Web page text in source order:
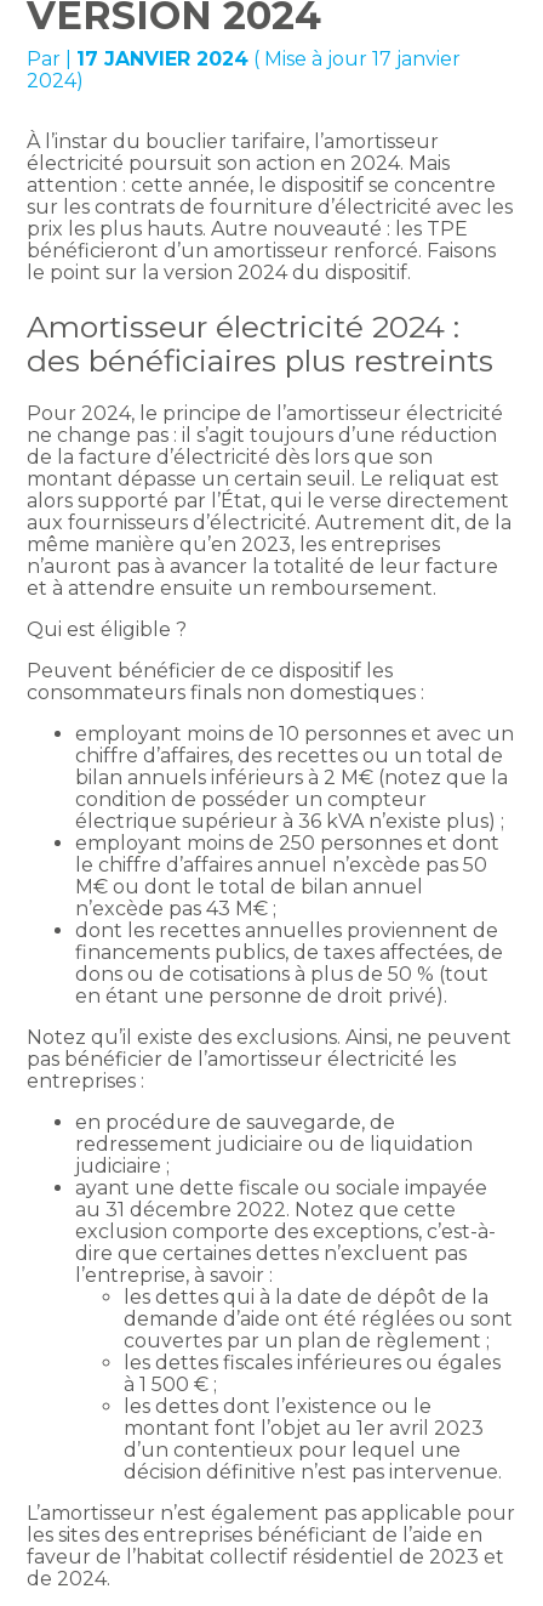
VERSION 2024
Par 17 JANVIER 2024 ( Mise à jour 17 janvier
2024)
À l’instar du bouclier tarifaire, l’amortisseur
électricité poursuit son action en 2024. Mais
attention : cette année, le dispositif se concentre
sur les contrats de fourniture d’électricité avec les
prix les plus hauts. Autre nouveauté : les TPE
bénéficieront d’un amortisseur renforcé. Faisons
le point sur la version 2024 du dispositif.
Amortisseur électricité 2024 :
des bénéficiaires plus restreints
Pour 2024, le principe de l’amortisseur électricité
ne change pas : il s’agit toujours d’une réduction
de la facture d’électricité dès lors que son
montant dépasse un certain seuil. Le reliquat est
alors supporté par l’État, qui le verse directement
aux fournisseurs d’électricité. Autrement dit, de la
même manière qu’en 2023, les entreprises
n’auront pas à avancer la totalité de leur facture
et à attendre ensuite un remboursement.
Qui est éligible ?
Peuvent bénéficier de ce dispositif les
consommateurs finals non domestiques :
employant moins de 10 personnes et avec un
chiffre d’affaires, des recettes ou un total de
bilan annuels inférieurs à 2 M€ (notez que la
condition de posséder un compteur
électrique supérieur à 36 kVA n’existe plus) ;
employant moins de 250 personnes et dont
le chiffre d’affaires annuel n’excède pas 50
M€ ou dont le total de bilan annuel
n’excède pas 43 M€ ;
dont les recettes annuelles proviennent de
financements publics, de taxes affectées, de
dons ou de cotisations à plus de 50 % (tout
en étant une personne de droit privé).
Notez qu’il existe des exclusions. Ainsi, ne peuvent
pas bénéficier de l’amortisseur électricité les
entreprises :
en procédure de sauvegarde, de
redressement judiciaire ou de liquidation
judiciaire ;
ayant une dette fiscale ou sociale impayée
au 31 décembre 2022. Notez que cette
exclusion comporte des exceptions, c’est-à-
dire que certaines dettes n’excluent pas
l’entreprise, à savoir :
les dettes qui à la date de dépôt de la
demande d’aide ont été réglées ou sont
couvertes par un plan de règlement ;
les dettes fiscales inférieures ou égales
à 1 500 € ;
les dettes dont l’existence ou le
montant font l’objet au 1er avril 2023
d’un contentieux pour lequel une
décision définitive n’est pas intervenue.
L’amortisseur n’est également pas applicable pour
les sites des entreprises bénéficiant de l’aide en
faveur de l’habitat collectif résidentiel de 2023 et
de 2024.